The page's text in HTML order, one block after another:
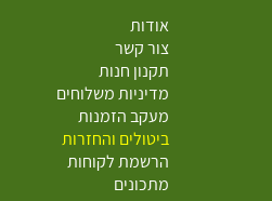
אודות
צור קשר
תקנון חנות
מדיניות משלוחים
מעקב הזמנות
ביטולים והחזרות
הרשמת לקוחות
מתכונים